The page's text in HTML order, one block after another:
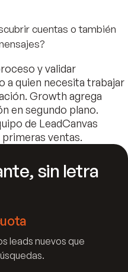
cuentas o también
y validar
a quien necesita trabajar
Growth agrega
en segundo plano.
de LeadCanvas
ventas.
sin letra
leads nuevos que